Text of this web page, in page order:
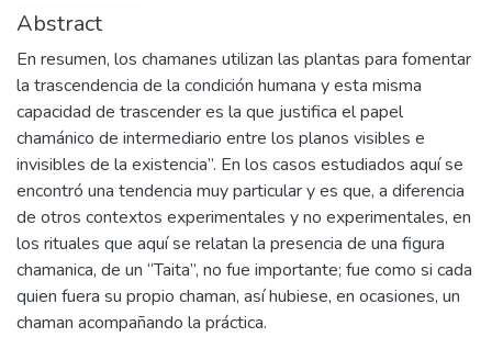
Abstract
En resumen, los chamanes utilizan las plantas para fomentar
la trascendencia de la condición humana y esta misma
capacidad de trascender es la que justifica el papel
chamánico de intermediario entre los planos visibles e
invisibles de la existencia”. En los casos estudiados aquí se
encontró una tendencia muy particular y es que, a diferencia
de otros contextos experimentales y no experimentales, en
los rituales que aquí se relatan la presencia de una figura
chamanica, de un “Taita”, no fue importante; fue como si cada
quien fuera su propio chaman, así hubiese, en ocasiones, un
chaman acompañando la práctica.